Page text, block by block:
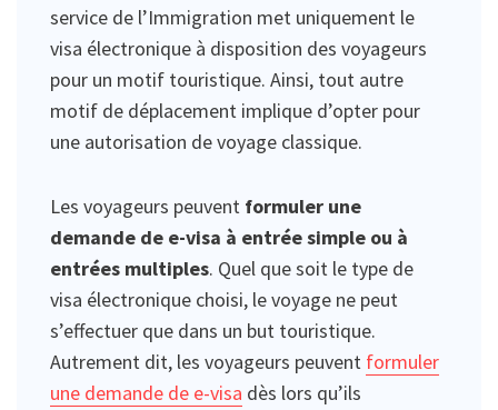
service de l’Immigration met uniquement le
visa électronique à disposition des voyageurs
pour un motif touristique. Ainsi, tout autre
motif de déplacement implique d’opter pour
une autorisation de voyage classique.
Les voyageurs peuvent formuler une
demande de e-visa à entrée simple ou à
entrées multiples. Quel que soit le type de
visa électronique choisi, le voyage ne peut
s’effectuer que dans un but touristique.
Autrement dit, les voyageurs peuvent formuler
une demande de e-visa dès lors qu’ils